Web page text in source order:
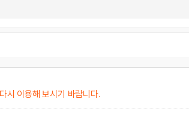
시 이용해 보시기 바랍니다.